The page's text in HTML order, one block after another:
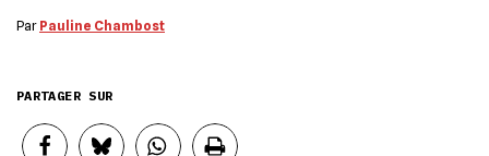
Par Pauline Chambost
PARTAGER SUR